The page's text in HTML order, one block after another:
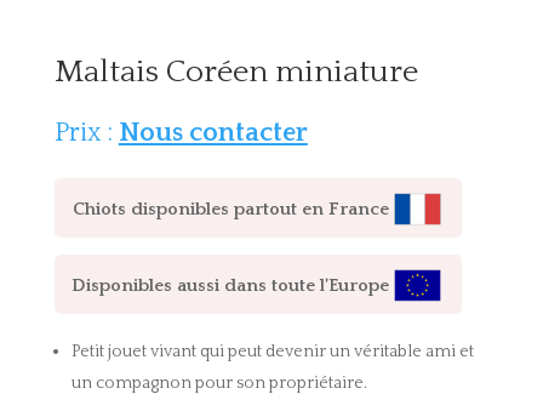
Maltais Coréen miniature
Prix : Nous contacter
Chiots disponibles partout en France
Disponibles aussi dans toute l’Europe
Petit jouet vivant qui peut devenir un véritable ami et
un compagnon pour son propriétaire.